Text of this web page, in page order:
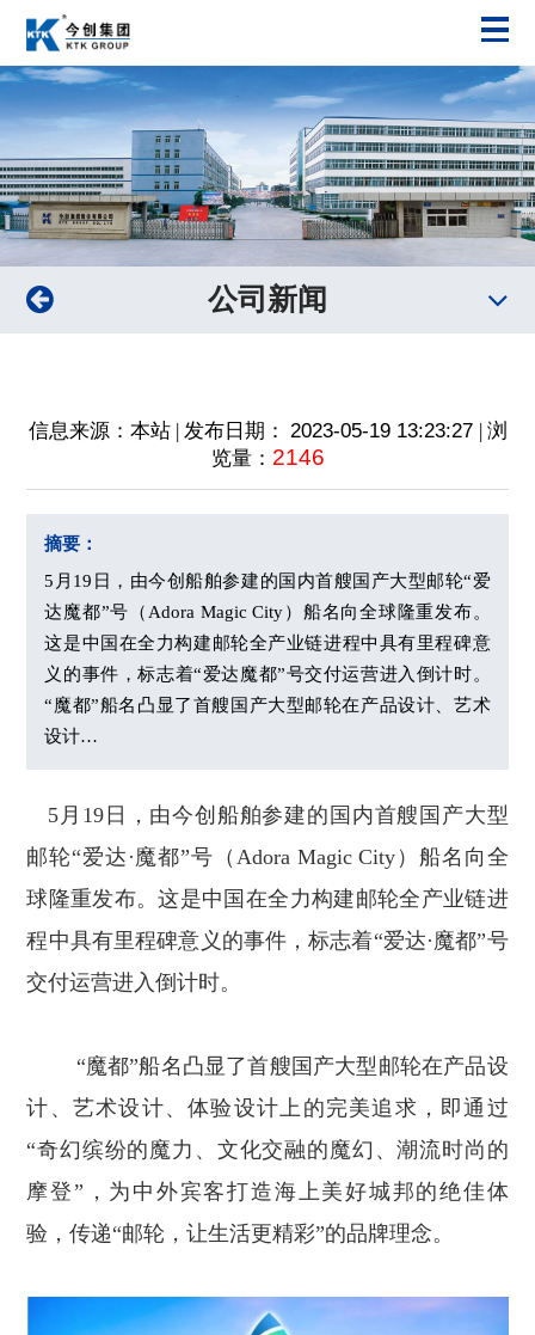
公司新闻
信息来源：本站 | 发布日期： 2023-05-19 13:23:27 | 浏
览量： 2146
摘要：
5月19日，由今创船舶参建的国内首艘国产大型邮轮“爱
达魔都”号（Adora Magic City）船名向全球隆重发布。
这是中国在全力构建邮轮全产业链进程中具有里程碑意
义的事件，标志着“爱达魔都”号交付运营进入倒计时。
“魔都”船名凸显了首艘国产大型邮轮在产品设计、艺术
设计…
5月19日，由今创船舶参建的国内首艘国产大型
邮轮“爱达·魔都”号（Adora Magic City）船名向全
球隆重发布。这是中国在全力构建邮轮全产业链进
程中具有里程碑意义的事件，标志着“爱达·魔都”号
交付运营进入倒计时。
“魔都”船名凸显了首艘国产大型邮轮在产品设
计、艺术设计、体验设计上的完美追求，即通过
“奇幻缤纷的魔力、文化交融的魔幻、潮流时尚的
摩登”，为中外宾客打造海上美好城邦的绝佳体
验，传递“邮轮，让生活更精彩”的品牌理念。